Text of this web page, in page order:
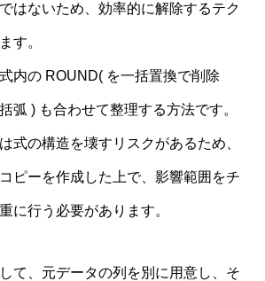
はないため、効率的に解除するテク
す。
内の ROUND( を一括置換で削除
弧 ) も合わせて整理する方法です。
式の構造を壊すリスクがあるため、
ピーを作成した上で、影響範囲をチ
に行う必要があります。
て、元データの列を別に用意し、そ